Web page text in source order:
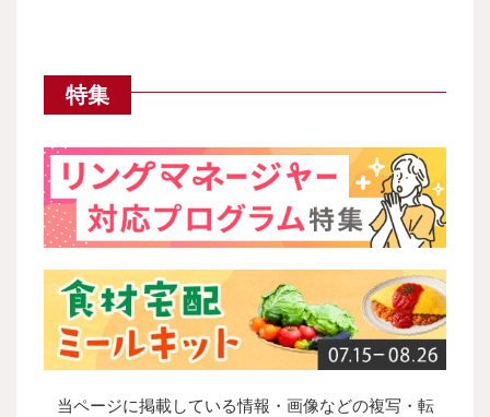
特集
当ページに掲載している情報・画像などの複写・転